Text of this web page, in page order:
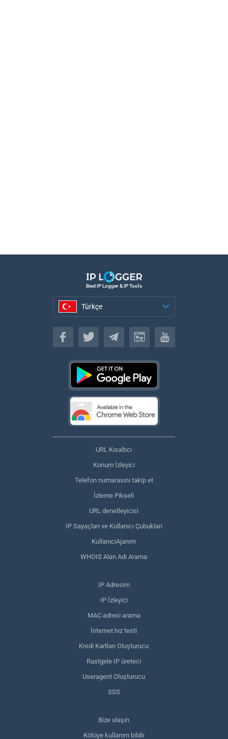
Best IP Logger & IP Tools
Türkçe
Türkçe
URL Kısaltıcı
Konum İzleyici
Telefon numarasını takip et
İzleme Pikseli
URL denetleyicisi
IP Sayaçları ve Kullanıcı Çubukları
KullanıcıAjanım
WHOIS Alan Adı Arama
IP Adresim
IP İzleyici
MAC adresi arama
İnternet hız testi
Kredi Kartları Oluşturucu
Rastgele IP üreteci
Useragent Oluşturucu
SSS
Bize ulaşın
Kötüye kullanım bildir